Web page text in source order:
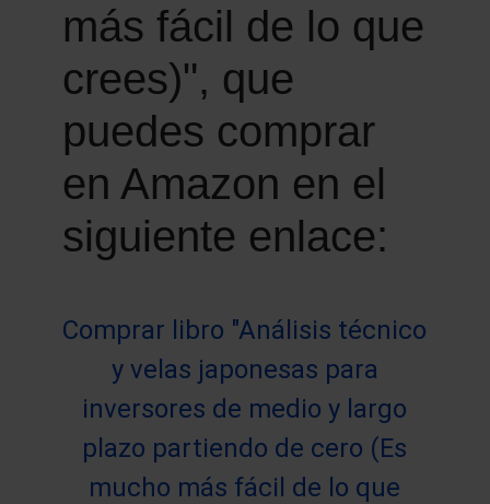
más fácil de lo que
crees)", que
puedes comprar
en Amazon en el
siguiente enlace:
Comprar libro "Análisis técnico
y velas japonesas para
inversores de medio y largo
plazo partiendo de cero (Es
mucho más fácil de lo que